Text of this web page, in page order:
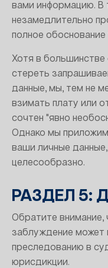
вами информацию. В
незамедлительно
полное обоснование
Хотя в
стереть
данные, мы, тем не
взимать плату или
сочтен "явно
Однако мы
ваши личные
целесообразно.
РАЗДЕЛ 5:
Обратите внимание,
заблуждение может
преследованию в
юрисдикции.